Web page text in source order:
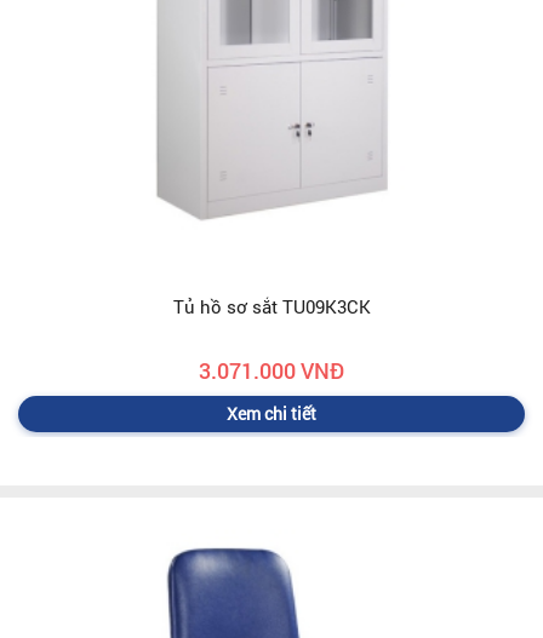
Tủ hồ sơ sắt TU09K3CK
3.071.000 VNĐ
Xem chi tiết